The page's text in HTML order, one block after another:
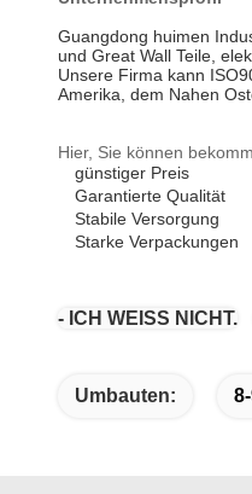
Unternehmensprofil
Guangdong huimen
Amerika, dem Nahen
günstiger Preis